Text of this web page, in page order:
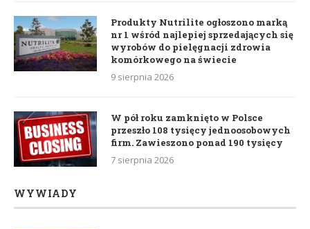
Produkty Nutrilite ogłoszono marką
nr 1 wśród najlepiej sprzedających się
wyrobów do pielęgnacji zdrowia
komórkowego na świecie
9 sierpnia 2026
W pół roku zamknięto w Polsce
przeszło 108 tysięcy jednoosobowych
firm. Zawieszono ponad 190 tysięcy
7 sierpnia 2026
WYWIADY